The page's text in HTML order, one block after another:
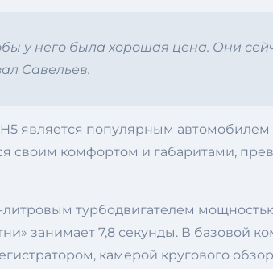
у него была хорошая цена. Они
Савельев.
является популярным автомобилем
своим комфортом и габаритами,
турбодвигателем
занимает 7,8 секунды. В базовой
камерой кругового